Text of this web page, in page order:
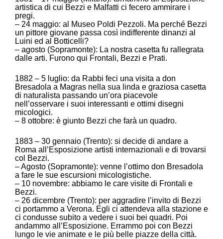
artistica di cui Bezzi e Malfatti ci fecero ammirare i
pregi.
– 24 maggio: al Museo Poldi Pezzoli. Ma perché Bezzi
un pittore giovane passa così indifferente dinanzi al
Luini ed al Botticelli?
– agosto (Sopramonte): La nostra casetta fu rallegrata
dalle arti. Furono qui Frontali, Bezzi e Prati.
1882 – 5 luglio: da Rabbi feci una visita a don
Bresadola a Magras nella sua linda e graziosa casetta
di naturalista passando un’ora piacevole
nell’osservare i suoi interessanti e ottimi disegni
micologici.
– 8 ottobre: è giunto Bezzi che farà un quadro.
1883 – 30 gennaio (Trento): si decide di andare a
Roma all’Esposizione artisti internazionali e di trovarsi
col Bezzi.
– Agosto (Sopramonte): venne l’ottimo don Bresadola
a fare le sue escursioni micologistiche.
– 10 novembre: abbiamo le care visite di Frontali e
Bezzi.
– 26 dicembre (Trento): per aggradire l’invito di Bezzi
ci portammo a Verona. Egli ci attendeva alla stazione e
ci condusse subito a vedere i suoi bei quadri. Poi
andammo all’Esposizione. Errammo poi con Bezzi
lungo le vie animate e le più belle piazze della città.